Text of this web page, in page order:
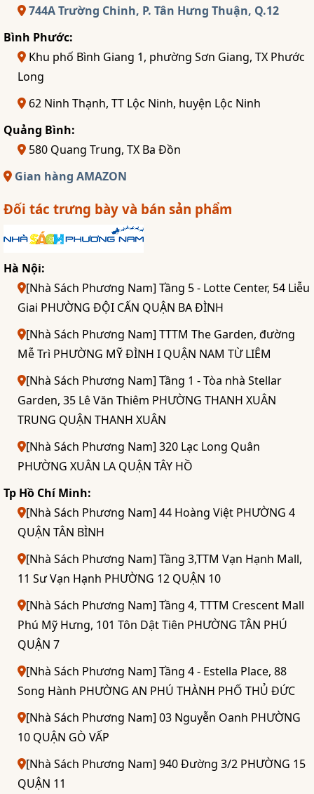
744A Trường Chinh, P. Tân Hưng Thuận, Q.12
Bình Phước:
Khu phố Bình Giang 1, phường Sơn Giang, TX Phước
Long
62 Ninh Thạnh, TT Lộc Ninh, huyện Lộc Ninh
Quảng Bình:
580 Quang Trung, TX Ba Đồn
Gian hàng AMAZON
Đối tác trưng bày và bán sản phẩm
Hà Nội:
[Nhà Sách Phương Nam] Tầng 5 - Lotte Center, 54 Liễu
Giai PHƯỜNG ĐỘI CẤN QUẬN BA ĐÌNH
[Nhà Sách Phương Nam] TTTM The Garden, đường
Mễ Trì PHƯỜNG MỸ ĐÌNH I QUẬN NAM TỪ LIÊM
[Nhà Sách Phương Nam] Tầng 1 - Tòa nhà Stellar
Garden, 35 Lê Văn Thiêm PHƯỜNG THANH XUÂN
TRUNG QUẬN THANH XUÂN
[Nhà Sách Phương Nam] 320 Lạc Long Quân
PHƯỜNG XUÂN LA QUẬN TÂY HỒ
Tp Hồ Chí Minh:
[Nhà Sách Phương Nam] 44 Hoàng Việt PHƯỜNG 4
QUẬN TÂN BÌNH
[Nhà Sách Phương Nam] Tầng 3,TTM Vạn Hạnh Mall,
11 Sư Vạn Hạnh PHƯỜNG 12 QUẬN 10
[Nhà Sách Phương Nam] Tầng 4, TTTM Crescent Mall
Phú Mỹ Hưng, 101 Tôn Dật Tiên PHƯỜNG TÂN PHÚ
QUẬN 7
[Nhà Sách Phương Nam] Tầng 4 - Estella Place, 88
Song Hành PHƯỜNG AN PHÚ THÀNH PHỐ THỦ ĐỨC
[Nhà Sách Phương Nam] 03 Nguyễn Oanh PHƯỜNG
10 QUẬN GÒ VẤP
[Nhà Sách Phương Nam] 940 Đường 3/2 PHƯỜNG 15
QUẬN 11